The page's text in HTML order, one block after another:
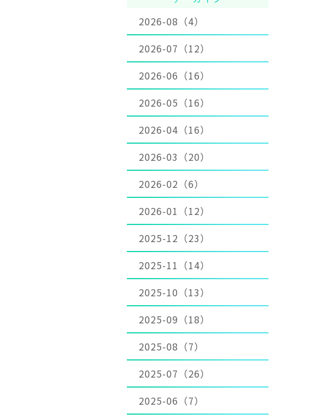
2026-08（4）
2026-07（12）
2026-06（16）
2026-05（16）
2026-04（16）
2026-03（20）
2026-02（6）
2026-01（12）
2025-12（23）
2025-11（14）
2025-10（13）
2025-09（18）
2025-08（7）
2025-07（26）
2025-06（7）